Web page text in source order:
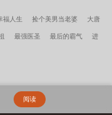
福人生 捡个美男当老婆 大唐
最强医圣 最后的霸气 进
京少身份曝光
阅读